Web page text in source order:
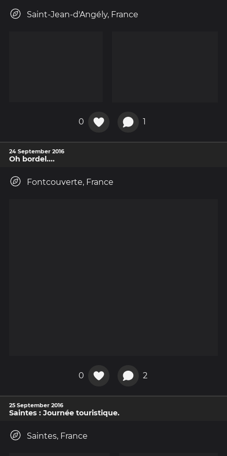
Saint-Jean-d'Angély, France
0 1
24 September 2016
Oh bordel....
Fontcouverte, France
0 2
25 September 2016
Saintes : Journée touristique.
Saintes, France